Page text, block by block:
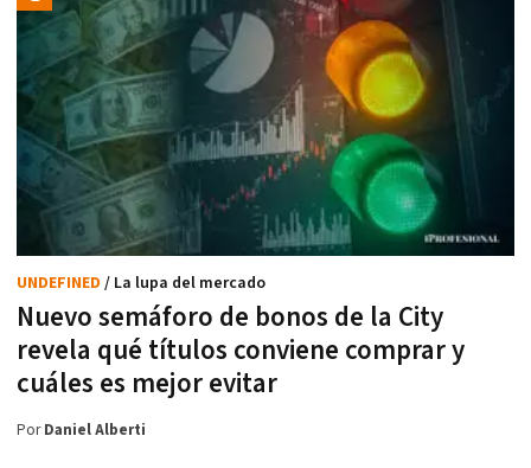
Nuevo semáforo de bonos de la City
revela qué títulos conviene comprar y
cuáles es mejor evitar
UNDEFINED / La lupa del mercado
PorDaniel Alberti